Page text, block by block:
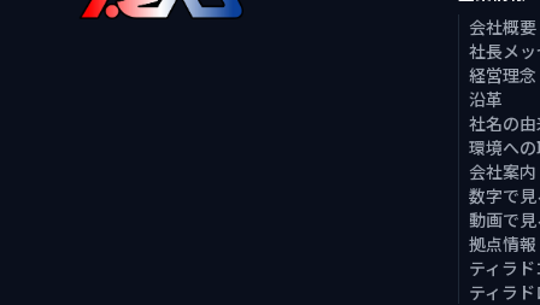
会社概要
社長メ
経営理念
沿革
社名の
環境へ
会社案内
数字で
動画で
拠点情報
ティラ
ティラ